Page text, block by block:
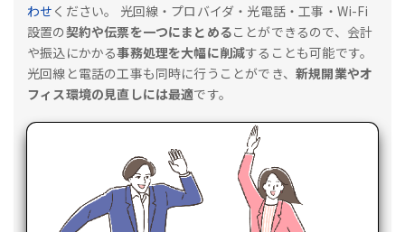
わせ ください。
光回線・プロバイダ・光電話・工事・Wi-Fi
設置の契約や伝票を一つにまとめることができるので、会計
や振込にかかる事務処理を大幅に削減することも可能です。
光回線と電話の工事も同時に行うことができ、 新規開業やオ
フィス環境の見直しには最適です。